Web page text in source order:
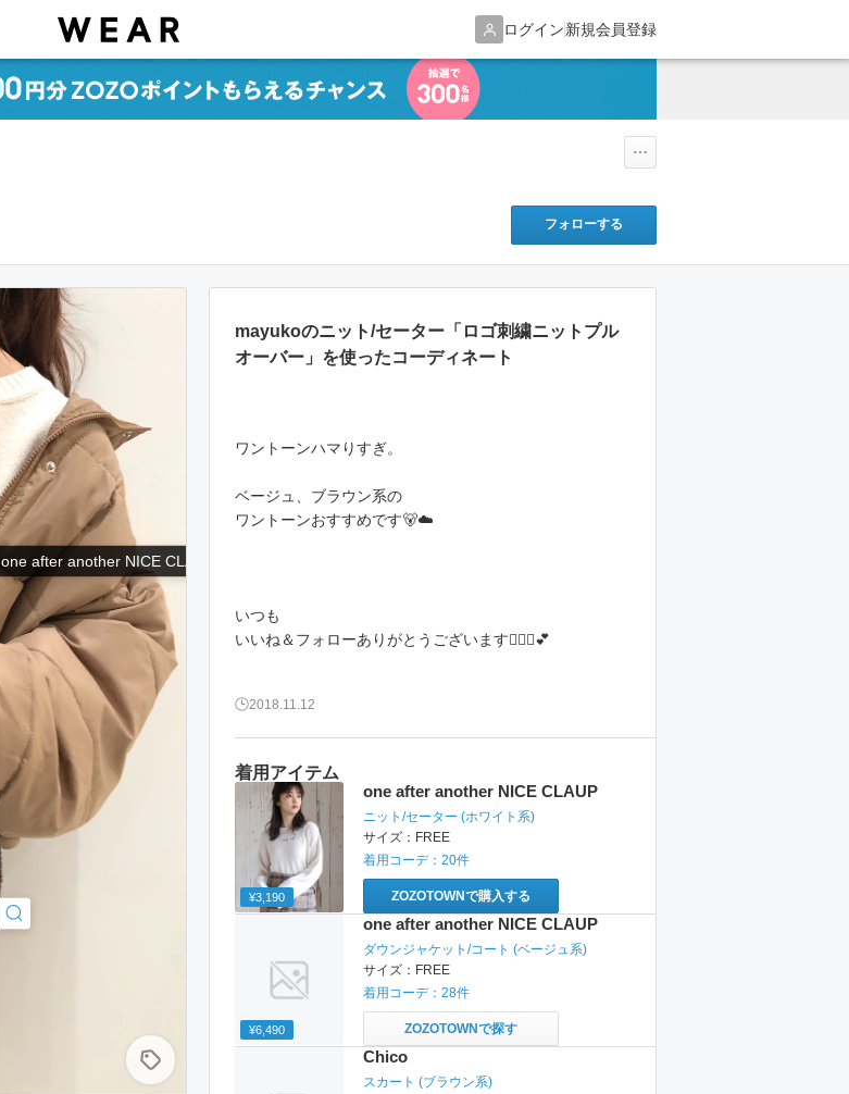
ログイン新規会員登録
フォローする
one after another NICE CLAUP
着用アイテム
¥3,190
one after another NICE CLAUP
ニット/セーター (ホワイト系)
サイズ： FREE
着用コーデ： 20件
ZOZOTOWNで購入する
¥6,490
one after another NICE CLAUP
ダウンジャケット/コート (ベージュ系)
サイズ： FREE
着用コーデ： 28件
ZOZOTOWNで探す
Chico
スカート (ブラウン系)
mayukoのニット/セーター「ロゴ刺繍ニットプル
オーバー」を使ったコーディネート
ワントーンハマりすぎ。
ベージュ、ブラウン系の
ワントーンおすすめです🐻☁️
いつも
いいね＆フォローありがとうございます🙇🏻‍♂️💕
2018.11.12